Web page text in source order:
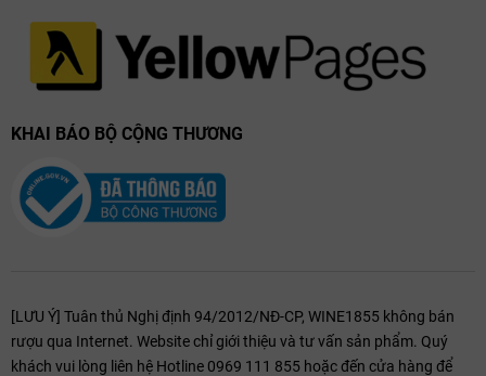
KHAI BÁO BỘ CỘNG THƯƠNG
[LƯU Ý] Tuân thủ Nghị định 94/2012/NĐ-CP, WINE1855 không bán
rượu qua Internet. Website chỉ giới thiệu và tư vấn sản phẩm. Quý
khách vui lòng liên hệ Hotline 0969 111 855 hoặc đến cửa hàng để